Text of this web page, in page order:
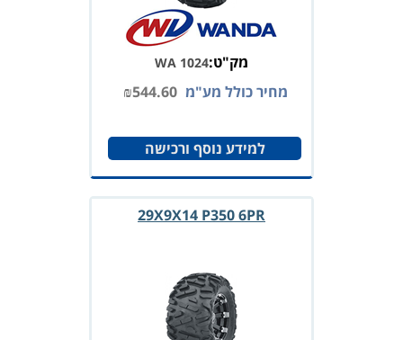
מק"ט:WA 1024
מחיר כולל מע"מ ₪544.60
למידע נוסף ורכישה
29X9X14 P350 6PR